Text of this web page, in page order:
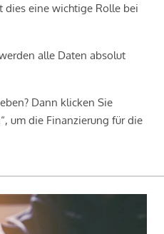
dies eine wichtige Rolle bei
alle Daten absolut
Dann klicken Sie
um die Finanzierung für die